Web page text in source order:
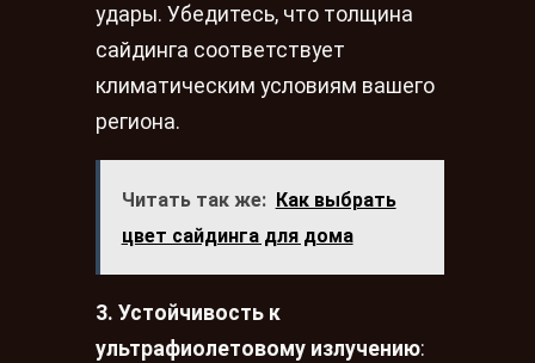
удары. Убедитесь, что толщина
сайдинга соответствует
климатическим условиям вашего
региона.
Читать так же: Как выбрать
цвет сайдинга для дома
3. Устойчивость к
ультрафиолетовому излучению: